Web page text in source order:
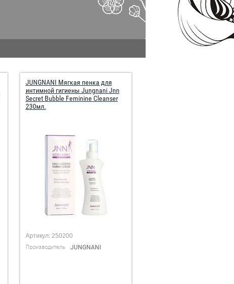
JUNGNANI Мягкая пенка для
интимной гигиены Jungnani Jnn
Secret Bubble Feminine Cleanser
230мл.
Артикул:250200
Производитель JUNGNANI